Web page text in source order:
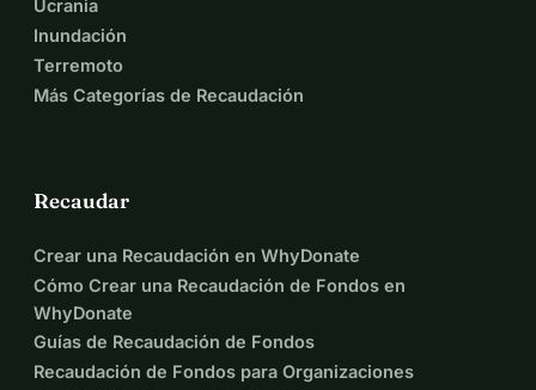
Ucrania
Inundación
Terremoto
Más Categorías de Recaudación
Recaudar
Crear una Recaudación en WhyDonate
Cómo Crear una Recaudación de Fondos en
WhyDonate
Guías de Recaudación de Fondos
Recaudación de Fondos para Organizaciones